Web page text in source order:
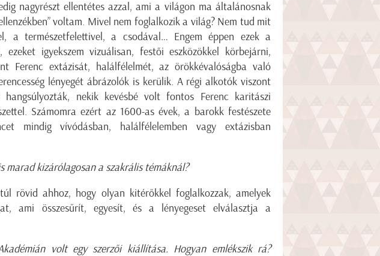
nagyrészt ellentétes azzal, ami a világon ma általánosnak
voltam. Mivel nem foglalkozik a világ? Nem tud mit
a természetfelettivel, a csodával… Engem éppen ezek a
igyekszem vizuálisan, festői eszközökkel körbejárni,
Ferenc extázisát, halálfélelmét, az örökkévalóságba való
lényegét ábrázolók is kerülik. A régi alkotók viszont
hangsúlyozták, nekik kevésbé volt fontos Ferenc karitászi
Számomra ezért az 1600-as évek, a barokk festészete
mindig vívódásban, halálfélelemben vagy extázisban
marad kizárólagosan a szakrális témáknál?
rövid ahhoz, hogy olyan kitérőkkel foglalkozzak, amelyek
ami összesűrít, egyesít, és a lényegeset elválasztja a
volt egy szerzői kiállítása. Hogyan emlékszik rá?